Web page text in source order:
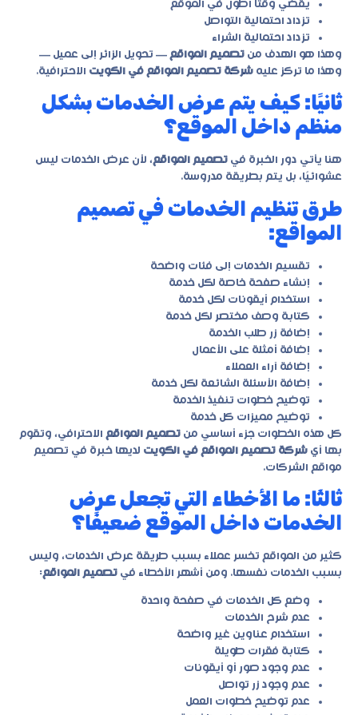
يقضي وقتًا أطول في الموقع
تزداد احتمالية التواصل
تزداد احتمالية الشراء
وهذا هو الهدف من تصميم المواقع — تحويل الزائر إلى عميل —
وهذا ما تركز عليه شركة تصميم المواقع في الكويت الاحترافية.
ثانيًا: كيف يتم عرض الخدمات بشكل
منظم داخل الموقع؟
هنا يأتي دور الخبرة في تصميم المواقع، لأن عرض الخدمات ليس
عشوائيًا، بل يتم بطريقة مدروسة.
طرق تنظيم الخدمات في تصميم
المواقع:
تقسيم الخدمات إلى فئات واضحة
إنشاء صفحة خاصة لكل خدمة
استخدام أيقونات لكل خدمة
كتابة وصف مختصر لكل خدمة
إضافة زر طلب الخدمة
إضافة أمثلة على الأعمال
إضافة آراء العملاء
إضافة الأسئلة الشائعة لكل خدمة
توضيح خطوات تنفيذ الخدمة
توضيح مميزات كل خدمة
كل هذه الخطوات جزء أساسي من تصميم المواقع الاحترافي، وتقوم
بها أي شركة تصميم المواقع في الكويت لديها خبرة في تصميم
مواقع الشركات.
ثالثًا: ما الأخطاء التي تجعل عرض
الخدمات داخل الموقع ضعيفًا؟
كثير من المواقع تخسر عملاء بسبب طريقة عرض الخدمات، وليس
بسبب الخدمات نفسها. ومن أشهر الأخطاء في تصميم المواقع:
وضع كل الخدمات في صفحة واحدة
عدم شرح الخدمات
استخدام عناوين غير واضحة
كتابة فقرات طويلة
عدم وجود صور أو أيقونات
عدم وجود زر تواصل
عدم توضيح خطوات العمل